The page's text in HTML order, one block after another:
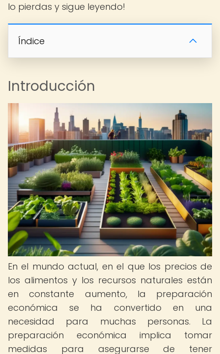
lo pierdas y sigue leyendo!
Índice
Introducción
En el mundo actual, en el que los precios de
los alimentos y los recursos naturales están
en constante aumento, la preparación
económica se ha convertido en una
necesidad para muchas personas. La
preparación económica implica tomar
medidas para asegurarse de tener